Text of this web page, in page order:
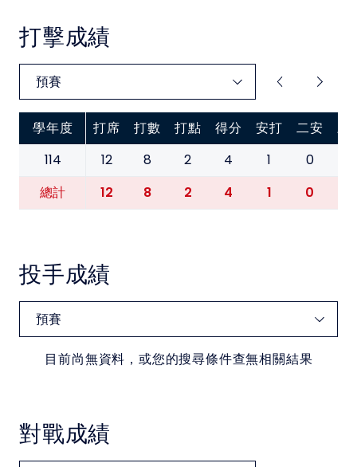
打擊成績
學年度 打席 打數 打點 得分 安打 二安 三
114 12 8 2 4 1 0
總計 12 8 2 4 1 0
投手成績
目前尚無資料，或您的搜尋條件查無相關結果
對戰成績